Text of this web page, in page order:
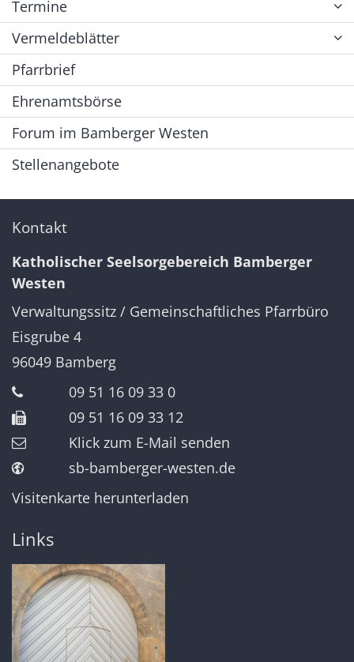
Termine
Vermeldeblätter
Pfarrbrief
Ehrenamtsbörse
Forum im Bamberger Westen
Stellenangebote
Kontakt
Katholischer Seelsorgebereich Bamberger
Westen
Verwaltungssitz / Gemeinschaftliches Pfarrbüro
Eisgrube 4
96049 Bamberg
09 51 16 09 33 0
09 51 16 09 33 12
Klick zum E-Mail senden
sb-bamberger-westen.de
Visitenkarte herunterladen
Links